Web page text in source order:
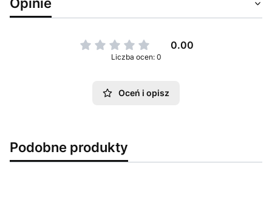
0.00
Liczba ocen: 0
Oceń i opisz
Podobne produkty